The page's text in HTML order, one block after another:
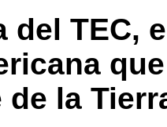
del TEC,
la